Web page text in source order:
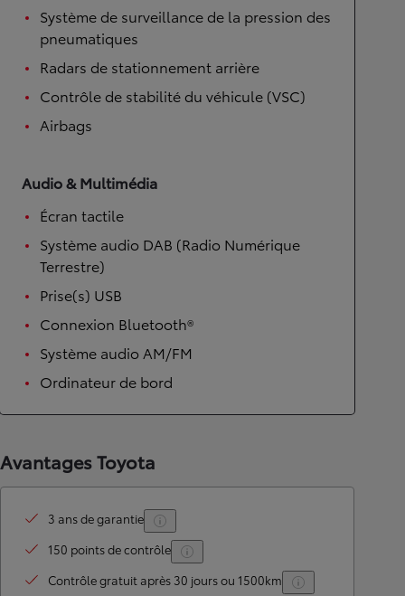
Système de surveillance de la pression des
pneumatiques
Radars de stationnement arrière
Contrôle de stabilité du véhicule (VSC)
Airbags
Audio & Multimédia
Écran tactile
Système audio DAB (Radio Numérique
Terrestre)
Prise(s) USB
Connexion Bluetooth®
Système audio AM/FM
Ordinateur de bord
Avantages Toyota
3 ans de garantie
150 points de contrôle
Contrôle gratuit après 30 jours ou 1500km